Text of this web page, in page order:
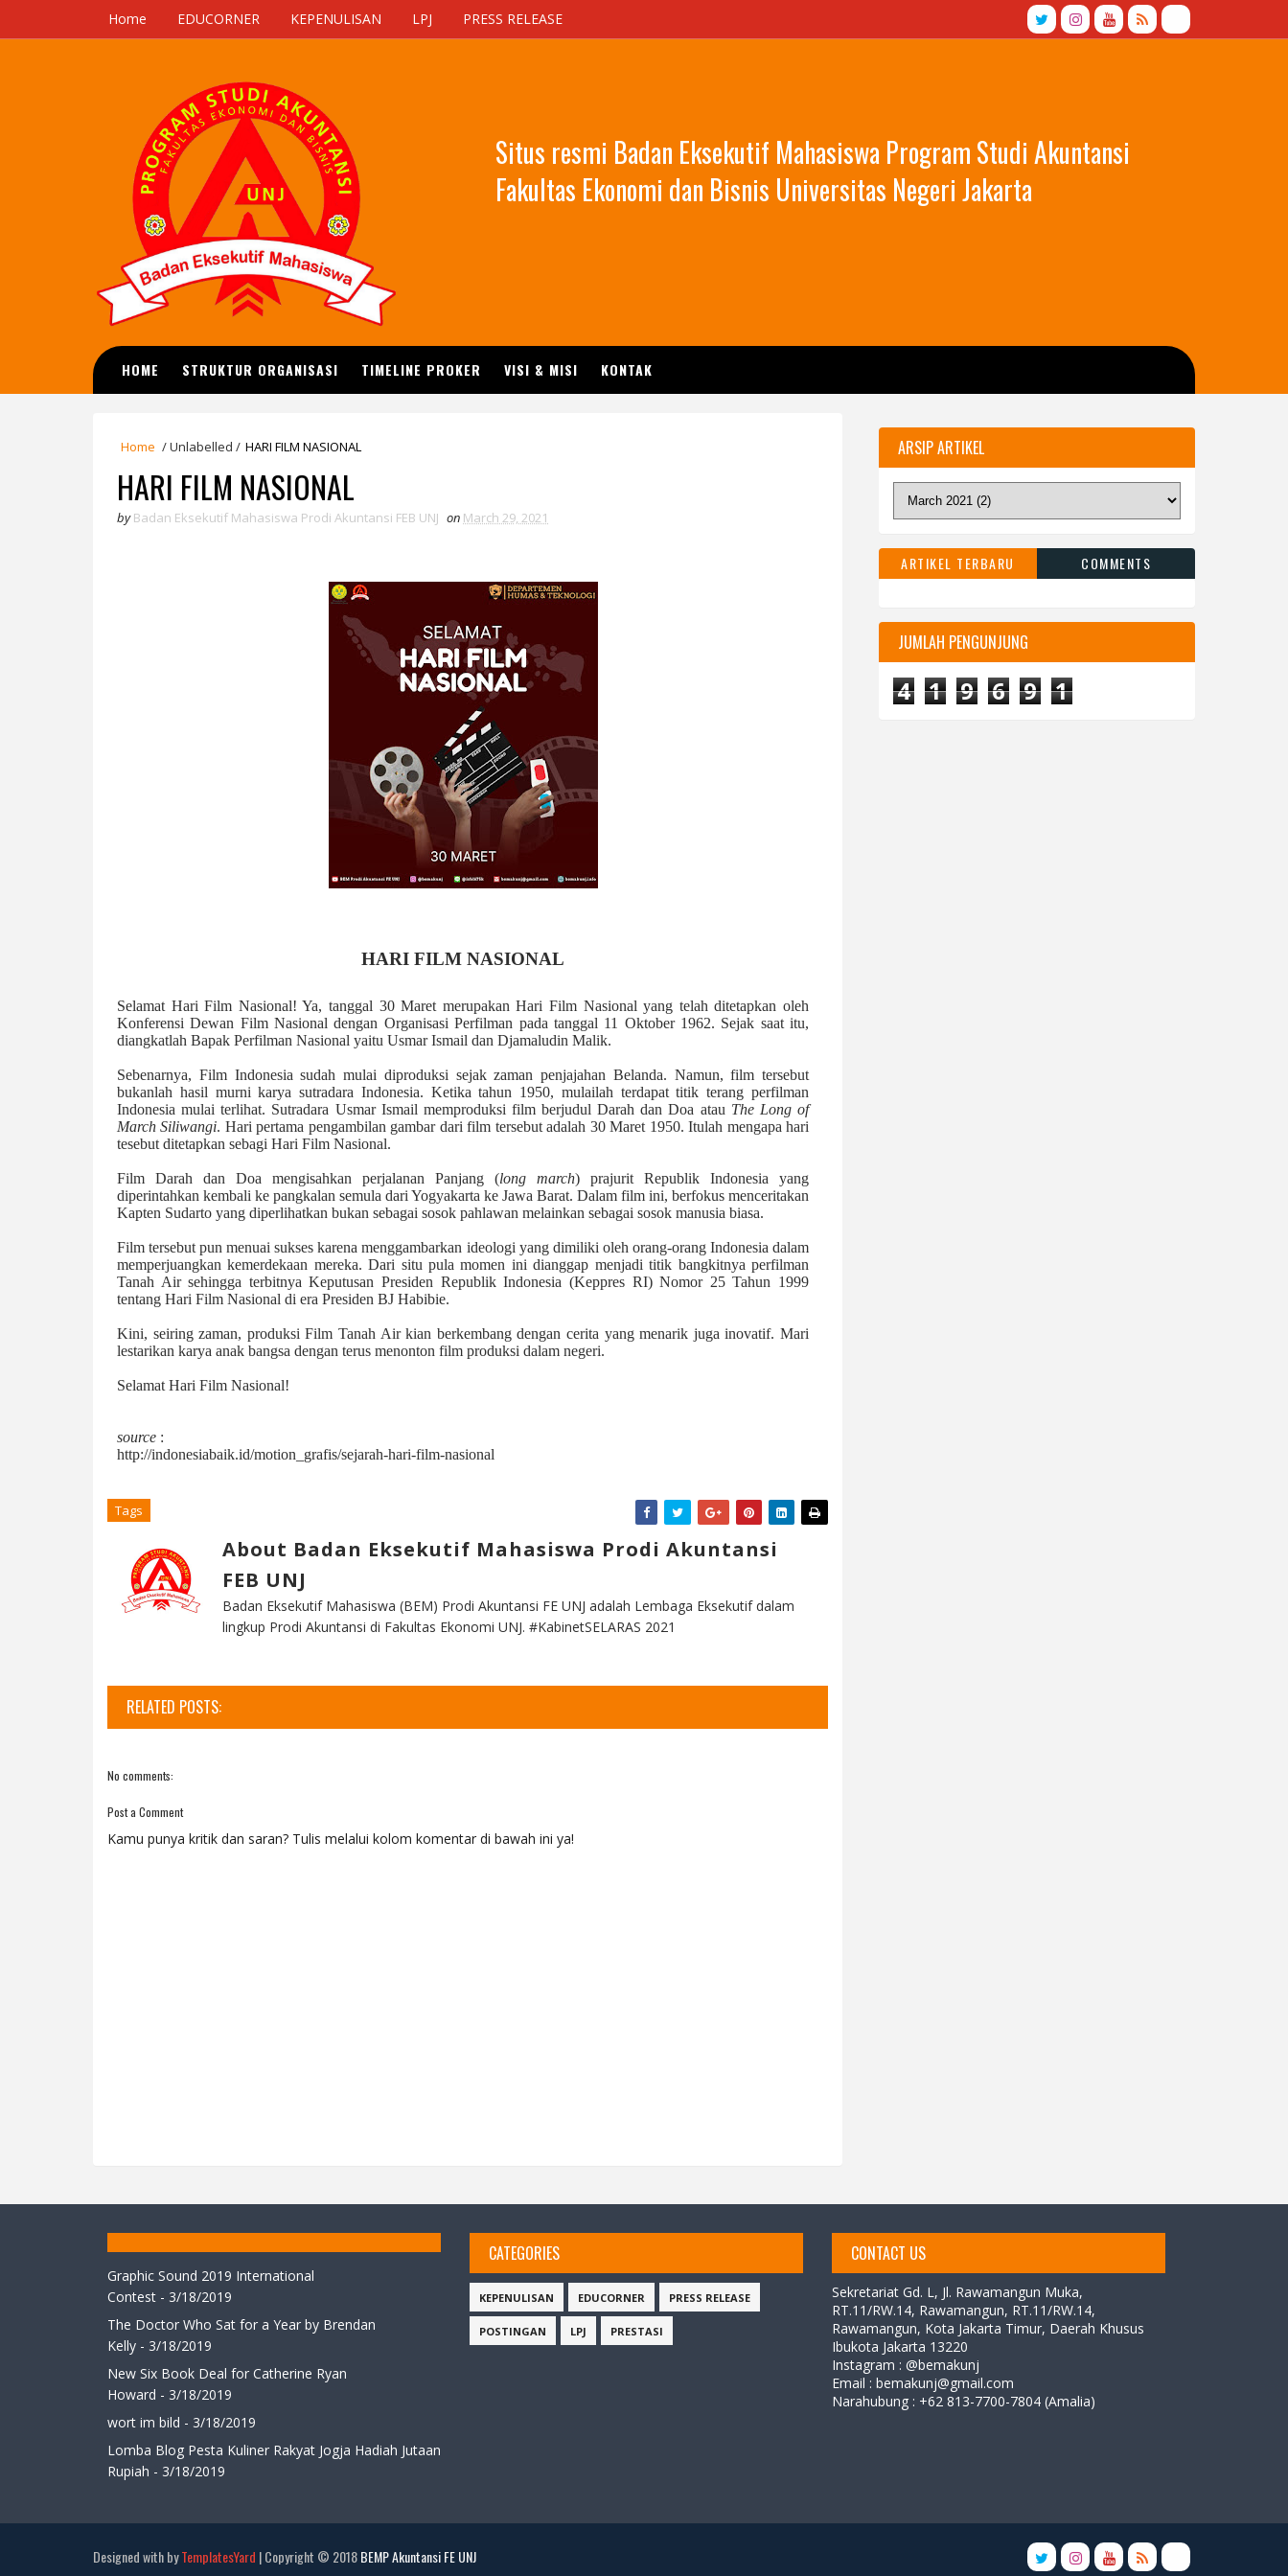
Home EDUCORNER KEPENULISAN LPJ PRESS RELEASE
Situs resmi Badan Eksekutif Mahasiswa Program Studi Akuntansi
Fakultas Ekonomi dan Bisnis Universitas Negeri Jakarta
HOME STRUKTUR ORGANISASI TIMELINE PROKER VISI & MISI KONTAK
Home /Unlabelled / HARI FILM NASIONAL
HARI FILM NASIONAL
by Badan Eksekutif Mahasiswa Prodi Akuntansi FEB UNJ on March 29, 2021
HARI FILM NASIONAL
Selamat Hari Film Nasional! Ya, tanggal 30 Maret merupakan Hari Film Nasional yang telah ditetapkan oleh
Konferensi Dewan Film Nasional dengan Organisasi Perfilman pada tanggal 11 Oktober 1962. Sejak saat itu,
diangkatlah Bapak Perfilman Nasional yaitu Usmar Ismail dan Djamaludin Malik.
Sebenarnya, Film Indonesia sudah mulai diproduksi sejak zaman penjajahan Belanda. Namun, film tersebut
bukanlah hasil murni karya sutradara Indonesia. Ketika tahun 1950, mulailah terdapat titik terang perfilman
Indonesia mulai terlihat. Sutradara Usmar Ismail memproduksi film berjudul Darah dan Doa atau The Long of
March Siliwangi. Hari pertama pengambilan gambar dari film tersebut adalah 30 Maret 1950. Itulah mengapa hari
tesebut ditetapkan sebagi Hari Film Nasional.
Film Darah dan Doa mengisahkan perjalanan Panjang (long march) prajurit Republik Indonesia yang
diperintahkan kembali ke pangkalan semula dari Yogyakarta ke Jawa Barat. Dalam film ini, berfokus menceritakan
Kapten Sudarto yang diperlihatkan bukan sebagai sosok pahlawan melainkan sebagai sosok manusia biasa.
Film tersebut pun menuai sukses karena menggambarkan ideologi yang dimiliki oleh orang-orang Indonesia dalam
memperjuangkan kemerdekaan mereka. Dari situ pula momen ini dianggap menjadi titik bangkitnya perfilman
Tanah Air sehingga terbitnya Keputusan Presiden Republik Indonesia (Keppres RI) Nomor 25 Tahun 1999
tentang Hari Film Nasional di era Presiden BJ Habibie.
Kini, seiring zaman, produksi Film Tanah Air kian berkembang dengan cerita yang menarik juga inovatif. Mari
lestarikan karya anak bangsa dengan terus menonton film produksi dalam negeri.
Selamat Hari Film Nasional!
source :
http://indonesiabaik.id/motion_grafis/sejarah-hari-film-nasional
Tags
About Badan Eksekutif Mahasiswa Prodi Akuntansi
FEB UNJ
Badan Eksekutif Mahasiswa (BEM) Prodi Akuntansi FE UNJ adalah Lembaga Eksekutif dalam
lingkup Prodi Akuntansi di Fakultas Ekonomi UNJ. #KabinetSELARAS 2021
RELATED POSTS:
No comments:
Post a Comment
Kamu punya kritik dan saran? Tulis melalui kolom komentar di bawah ini ya!
ARSIP ARTIKEL
ARTIKEL TERBARU COMMENTS
JUMLAH PENGUNJUNG
4 1 9 6 9 1
Graphic Sound 2019 International
Contest - 3/18/2019
The Doctor Who Sat for a Year by Brendan
Kelly - 3/18/2019
New Six Book Deal for Catherine Ryan
Howard - 3/18/2019
wort im bild - 3/18/2019
Lomba Blog Pesta Kuliner Rakyat Jogja Hadiah Jutaan
Rupiah - 3/18/2019
CATEGORIES
KEPENULISAN EDUCORNER PRESS RELEASE
POSTINGAN LPJ PRESTASI
CONTACT US
Sekretariat Gd. L, Jl. Rawamangun Muka,
RT.11/RW.14, Rawamangun, RT.11/RW.14,
Rawamangun, Kota Jakarta Timur, Daerah Khusus
Ibukota Jakarta 13220
Instagram : @bemakunj
Email : bemakunj@gmail.com
Narahubung : +62 813-7700-7804 (Amalia)
Designed with byTemplatesYard | Copyright © 2018BEMP Akuntansi FE UNJ